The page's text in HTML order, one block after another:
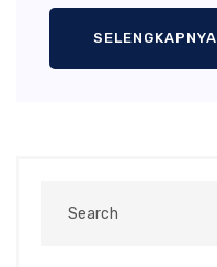
SELENGKAPNYA